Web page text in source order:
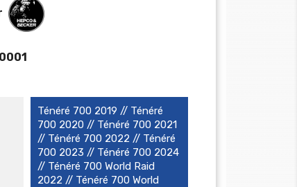
Ténéré 700 2019 // Ténéré
700 2020 // Ténéré 700 2021
// Ténéré 700 2022 // Ténéré
700 2023 // Ténéré 700 2024
// Ténéré 700 World Raid
2022 // Ténéré 700 World